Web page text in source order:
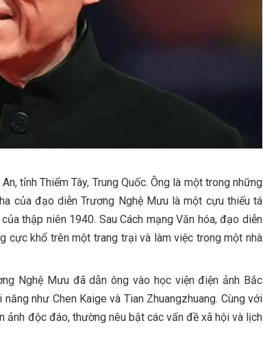
tỉnh Thiểm Tây, Trung Quốc. Ông là một trong những
của đạo diễn Trương Nghệ Mưu là một cựu thiếu tá
thập niên 1940. Sau Cách mạng Văn hóa, đạo diễn
cực khổ trên một trang trại và làm việc trong một nhà
Nghệ Mưu đã dẫn ông vào học viện điện ảnh Bắc
như Chen Kaige và Tian Zhuangzhuang. Cùng với
ảnh độc đáo, thường nêu bật các vấn đề xã hội và lịch